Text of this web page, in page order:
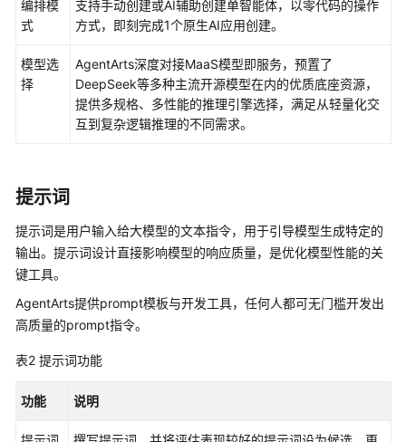
户
南
AgentArts
AgentArts
使
流
程
发
编排模
式
支持手动创建或AI辅助创建单智能体，以零代码的操作
方式，即刻完成1个原生AI应用创建。
模型选
择
AgentArts深度对接MaaS模型即服务，预置了
DeepSeek等多种主流开源模型在内的优质底座资源，
提供多规格、多性能的推理引擎选择，满足从轻量化交
互到复杂逻辑推理的不同需求。
提示词
提示词是用户输入给大模型的文本指令，用于引导模型生成特定的
输出。提示词设计直接影响模型的响应质量，是优化模型性能的关
键工具。
AgentArts提供prompt模板与开发工具，任何人都可无门槛开发出
高质量的prompt指令。
表2 提示词功能
功能 说明